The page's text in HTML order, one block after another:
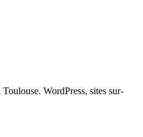
WordPress, sites sur-